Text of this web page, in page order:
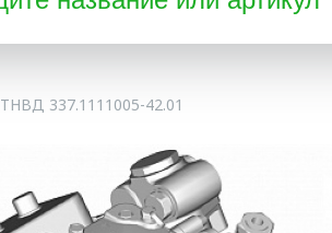
ТНВД 337.1111005-42.01